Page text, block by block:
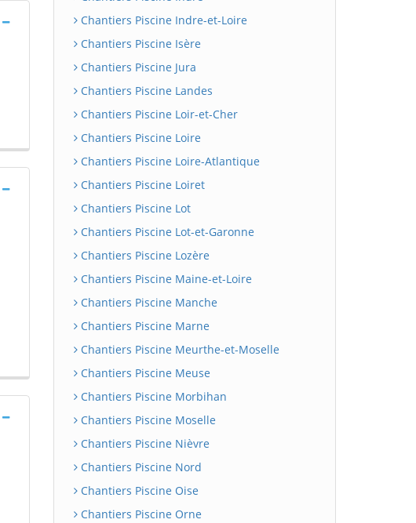
Chantiers Piscine Indre-et-Loire
Chantiers Piscine Isère
Chantiers Piscine Jura
Chantiers Piscine Landes
Chantiers Piscine Loir-et-Cher
Chantiers Piscine Loire
Chantiers Piscine Loire-Atlantique
Chantiers Piscine Loiret
Chantiers Piscine Lot
Chantiers Piscine Lot-et-Garonne
Chantiers Piscine Lozère
Chantiers Piscine Maine-et-Loire
Chantiers Piscine Manche
Chantiers Piscine Marne
Chantiers Piscine Meurthe-et-Moselle
Chantiers Piscine Meuse
Chantiers Piscine Morbihan
Chantiers Piscine Moselle
Chantiers Piscine Nièvre
Chantiers Piscine Nord
Chantiers Piscine Oise
Chantiers Piscine Orne